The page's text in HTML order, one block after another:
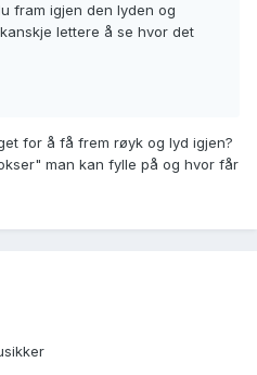
fram igjen den lyden og
lettere å se hvor det
for å få frem røyk og lyd igjen?
man kan fylle på og hvor får